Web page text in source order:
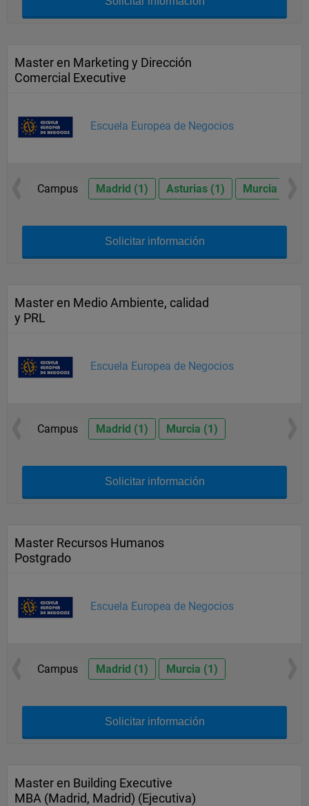
Master en Marketing y Dirección
Comercial Executive
Escuela Europea de Negocios
Campus Madrid (1) Asturias (1) Murcia (1)
Solicitar información
Master en Medio Ambiente, calidad
y PRL
Escuela Europea de Negocios
Campus Madrid (1) Murcia (1)
Solicitar información
Master Recursos Humanos
Postgrado
Escuela Europea de Negocios
Campus Madrid (1) Murcia (1)
Solicitar información
Master en Building Executive
MBA (Madrid, Madrid) (Ejecutiva)